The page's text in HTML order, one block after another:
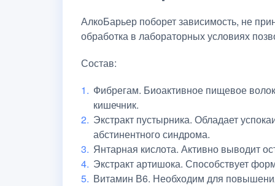
АлкоБарьер поборет зависимость, не
обработка в лабораторных условиях
Состав:
Фибрегам. Биоактивное пищевое
кишечник.
Экстракт пустырника. Обладает
абстинентного синдрома.
Янтарная кислота. Активно выводит
Экстракт артишока. Способствует
Витамин В6. Необходим для